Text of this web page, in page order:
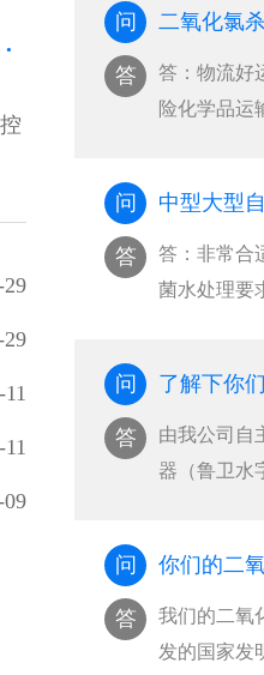
与功效百科
29
29
09
问
答
答：物流好
险化学品运
问 中型大型
答
答：非常合
菌水处理要
问 了解下你
答
由我公司自
器（鲁卫水
问 你们的二
答
我们的二氧
发的国家发